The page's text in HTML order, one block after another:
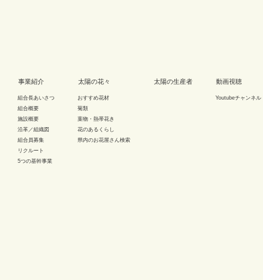
事業紹介
組合長あいさつ
組合概要
施設概要
沿革／組織図
組合員募集
リクルート
5つの基幹事業
太陽の花々
おすすめ花材
菊類
葉物・熱帯花き
花のあるくらし
県内のお花屋さん検索
太陽の生産者 動画視聴
Youtubeチャンネル